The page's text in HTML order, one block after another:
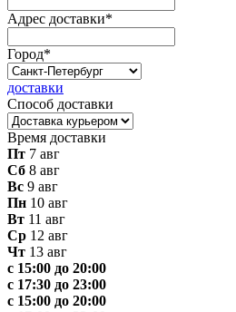
Адрес доставки*
Город*
доставки
Способ доставки
Время доставки
Пт 7 авг
Сб 8 авг
Вс 9 авг
Пн 10 авг
Вт 11 авг
Ср 12 авг
Чт 13 авг
с 15:00 до 20:00
с 17:30 до 23:00
с 15:00 до 20:00